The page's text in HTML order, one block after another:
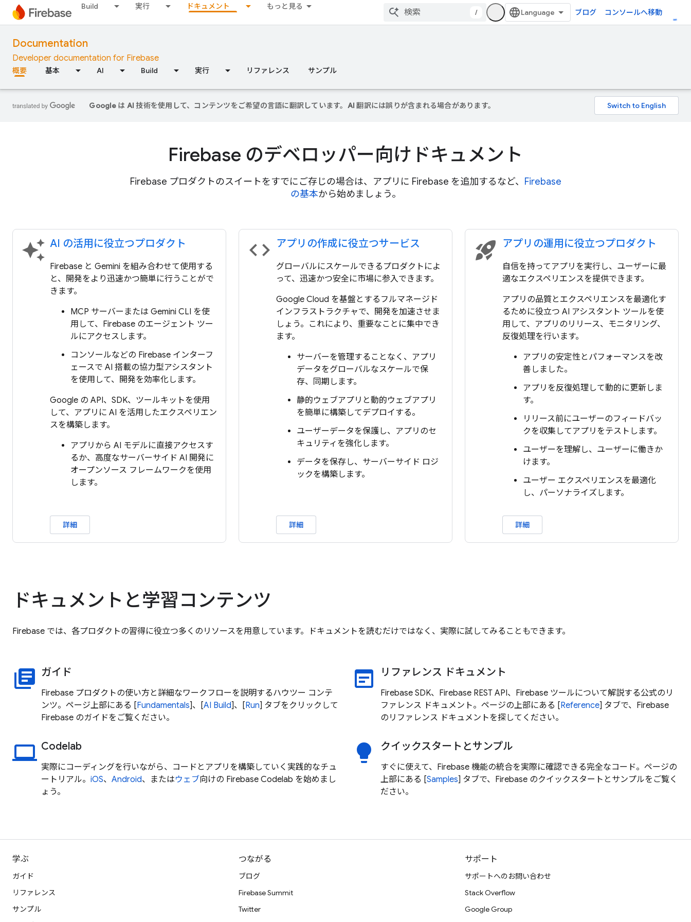
Build 実行 ドキュメント もっと見る
/ ブログ コンソールへ移動
Documentation
Developer documentation for Firebase
概要 基本 AI Build 実行 リファレンス サンプル
Google は AI 技術を使用して、コンテンツをご希望の言語に翻訳しています。AI 翻訳には誤りが含まれる場合があります。
Firebase のデベロッパー向けドキュメント
Firebase プロダクトのスイートをすでにご存じの場合は、アプリに Firebase を追加するなど、
Firebase
の基本から始めましょう。
auto_awesome AI の活用に役立つプロダクト
Firebase と Gemini を組み合わせて使用する
と、開発をより迅速かつ簡単に行うことがで
きます。
MCP サーバーまたは Gemini CLI を使
用して、Firebase のエージェント ツー
ルにアクセスします。
コンソールなどの Firebase インターフ
ェースで AI 搭載の協力型アシスタント
を使用して、開発を効率化します。
Google の API、SDK、ツールキットを使用
して、アプリに AI を活用したエクスペリエン
スを構築します。
アプリから AI モデルに直接アクセスす
るか、高度なサーバーサイド AI 開発に
オープンソース フレームワークを使用
します。
詳細
code アプリの作成に役立つサービス
グローバルにスケールできるプロダクトによ
って、迅速かつ安全に市場に参入できます。
Google Cloud を基盤とするフルマネージド
インフラストラクチャで、開発を加速させま
しょう。これにより、重要なことに集中でき
ます。
サーバーを管理することなく、アプリ
データをグローバルなスケールで保
存、同期します。
静的ウェブアプリと動的ウェブアプリ
を簡単に構築してデプロイする。
ユーザーデータを保護し、アプリのセ
キュリティを強化します。
データを保存し、サーバーサイド ロジ
ックを構築します。
詳細
rocket_launch アプリの運用に役立つプロダクト
自信を持ってアプリを実行し、ユーザーに最
適なエクスペリエンスを提供できます。
アプリの品質とエクスペリエンスを最適化す
るために役立つ AI アシスタント ツールを使
用して、アプリのリリース、モニタリング、
反復処理を行います。
アプリの安定性とパフォーマンスを改
善しました。
アプリを反復処理して動的に更新しま
す。
リリース前にユーザーのフィードバッ
クを収集してアプリをテストします。
ユーザーを理解し、ユーザーに働きか
けます。
ユーザー エクスペリエンスを最適化
し、パーソナライズします。
詳細
ドキュメントと学習コンテンツ
Firebase では、各プロダクトの習得に役立つ多くのリソースを用意しています。ドキュメントを読むだけではなく、実際に試してみることもできます。
library_books ガイド
Firebase プロダクトの使い方と詳細なワークフローを説明するハウツー コンテ
ンツ。ページ上部にある [Fundamentals]、[AI Build]、[Run] タブをクリックして
Firebase のガイドをご覧ください。
laptop Codelab
実際にコーディングを行いながら、コードとアプリを構築していく実践的なチュ
ートリアル。 iOS、 Android、またはウェブ向けの Firebase Codelab を始めまし
ょう。
wysiwyg リファレンス ドキュメント
Firebase SDK、Firebase REST API、Firebase ツールについて解説する公式のリ
ファレンス ドキュメント。ページの上部にある [Reference] タブで、Firebase
のリファレンス ドキュメントを探してください。
lightbulb クイックスタートとサンプル
すぐに使えて、Firebase 機能の統合を実際に確認できる完全なコード。ページの
上部にある [Samples] タブで、Firebase のクイックスタートとサンプルをご覧く
ださい。
学ぶ
ガイド
リファレンス
サンプル
つながる
ブログ
Firebase Summit
Twitter
サポート
サポートへのお問い合わせ
Stack Overflow
Google Group